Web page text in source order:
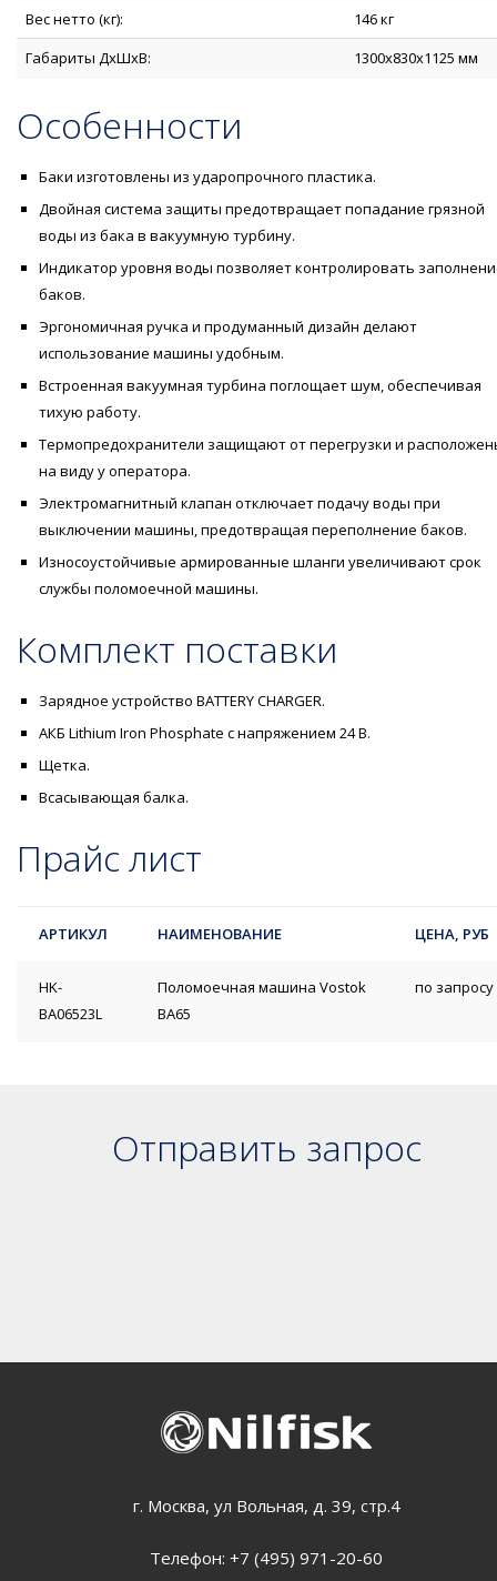
Вес нетто (кг):
146 кг
Габариты ДxШxВ:
1300x830x1125 мм
Особенности
Баки изготовлены из ударопрочного пластика.
Двойная система защиты предотвращает попадание грязной
воды из бака в вакуумную турбину.
Индикатор уровня воды позволяет контролировать
баков.
Эргономичная ручка и продуманный дизайн делают
использование машины удобным.
Встроенная вакуумная турбина поглощает шум, обеспечивая
тихую работу.
Термопредохранители защищают от перегрузки и
на виду у оператора.
Электромагнитный клапан отключает подачу воды при
выключении машины, предотвращая переполнение баков.
Износоустойчивые армированные шланги увеличивают срок
службы поломоечной машины.
Комплект поставки
Зарядное устройство BATTERY CHARGER.
АКБ Lithium Iron Phosphate с напряжением 24 В.
Щетка.
Всасывающая балка.
Прайс лист
АРТИКУЛ НАИМЕНОВАНИЕ ЦЕНА, РУБ
HK-
BA06523L
Поломоечная машина Vostok
BA65
по запросу
Отправить запрос
г. Москва, ул Вольная, д. 39, стр.4
Телефон: +7 (495) 971-20-60